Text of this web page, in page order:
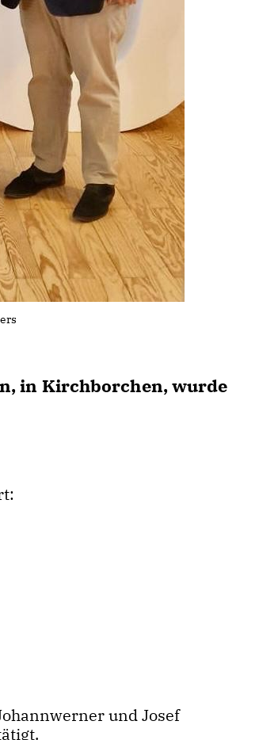
in Kirchborchen, wurde
und Josef